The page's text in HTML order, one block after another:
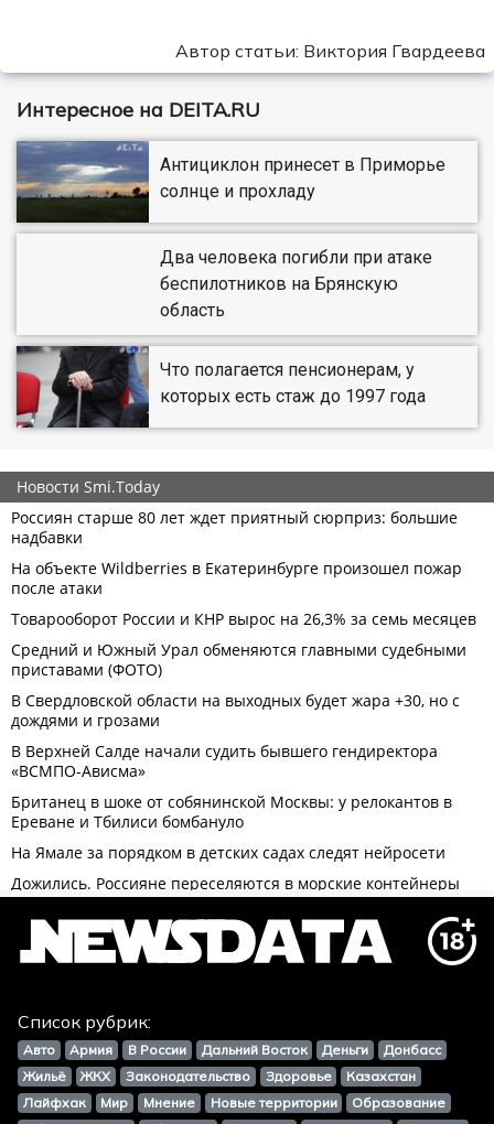
Автор статьи: Виктория Гвардеева
Интересное на DEITA.RU
Антициклон принесет в Приморье
солнце и прохладу
Два человека погибли при атаке
беспилотников на Брянскую
область
Что полагается пенсионерам, у
которых есть стаж до 1997 года
Список рубрик:
Авто Армия В России Дальний Восток Деньги
Донбасс
Жильё
ЖКХ Законодательство Здоровье
Казахстан
Лайфхак
Мир Мнение Новые территории
Образование